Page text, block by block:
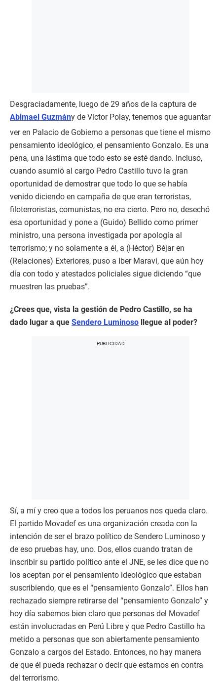
Desgraciadamente, luego de 29 años de la captura de
Abimael Guzmány de Víctor Polay, tenemos que aguantar
ver en Palacio de Gobierno a personas que tiene el mismo
pensamiento ideológico, el pensamiento Gonzalo. Es una
pena, una lástima que todo esto se esté dando. Incluso,
cuando asumió al cargo Pedro Castillo tuvo la gran
oportunidad de demostrar que todo lo que se había
venido diciendo en campaña de que eran terroristas,
filoterroristas, comunistas, no era cierto. Pero no, desechó
esa oportunidad y pone a (Guido) Bellido como primer
ministro, una persona investigada por apología al
terrorismo; y no solamente a él, a (Héctor) Béjar en
(Relaciones) Exteriores, puso a Iber Maraví, que aún hoy
día con todo y atestados policiales sigue diciendo “que
muestren las pruebas”.
¿Crees que, vista la gestión de Pedro Castillo, se ha
dado lugar a que Sendero Luminoso llegue al poder?
Sí, a mí y creo que a todos los peruanos nos queda claro.
El partido Movadef es una organización creada con la
intención de ser el brazo político de Sendero Luminoso y
de eso pruebas hay, uno. Dos, ellos cuando tratan de
inscribir su partido político ante el JNE, se les dice que no
los aceptan por el pensamiento ideológico que estaban
suscribiendo, que es el “pensamiento Gonzalo”. Ellos han
rechazado siempre retirarse del “pensamiento Gonzalo” y
hoy día sabemos bien claro que personas del Movadef
están involucradas en Perú Libre y que Pedro Castillo ha
metido a personas que son abiertamente pensamiento
Gonzalo a cargos del Estado. Entonces, no hay manera
de que él pueda rechazar o decir que estamos en contra
del terrorismo.